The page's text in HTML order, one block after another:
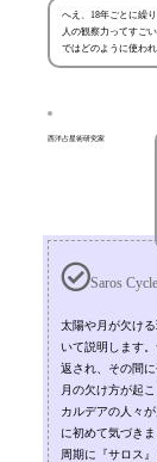
へえ、18年ごとに繰
人の観察力ってすご
ではどのように使わ
西洋占星術研究家
Saros
太陽や月が欠け
いて説明します
返され、その間
月の欠け方が起
カルデアの人々
に初めて気づき
周期に『サロス